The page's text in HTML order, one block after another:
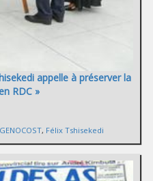
appelle à préserver la
RDC »
GENOCOST, Félix Tshisekedi